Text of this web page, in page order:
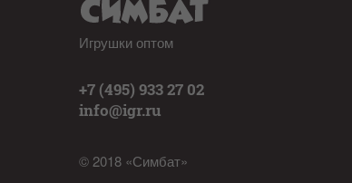
Игрушки оптом
+7 (495) 933 27 02
info@igr.ru
© 2018 «Симбат»